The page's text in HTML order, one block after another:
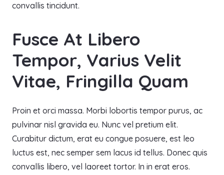
convallis tincidunt.
Fusce At Libero
Tempor, Varius Velit
Vitae, Fringilla Quam
Proin et orci massa. Morbi lobortis tempor purus, ac
pulvinar nisl gravida eu. Nunc vel pretium elit.
Curabitur dictum, erat eu congue posuere, est leo
luctus est, nec semper sem lacus id tellus. Donec quis
convallis libero, vel laoreet tortor. In in erat eros.